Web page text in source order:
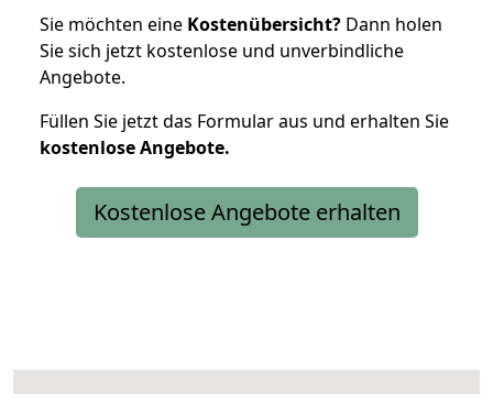
Sie möchten eine Kostenübersicht? Dann holen
Sie sich jetzt kostenlose und unverbindliche
Angebote.
Füllen Sie jetzt das Formular aus und erhalten Sie
kostenloseAngebote.
Kostenlose Angebote erhalten